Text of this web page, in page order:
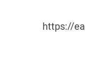
https://